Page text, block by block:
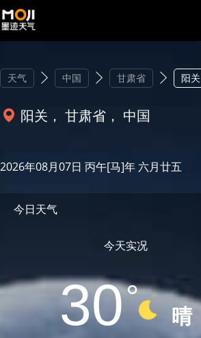
天气 中国 甘肃省 阳关
阳关， 甘肃省， 中国
2026年08月07日 丙午[马]年 六月廿五
今日天气
今天实况
30 晴